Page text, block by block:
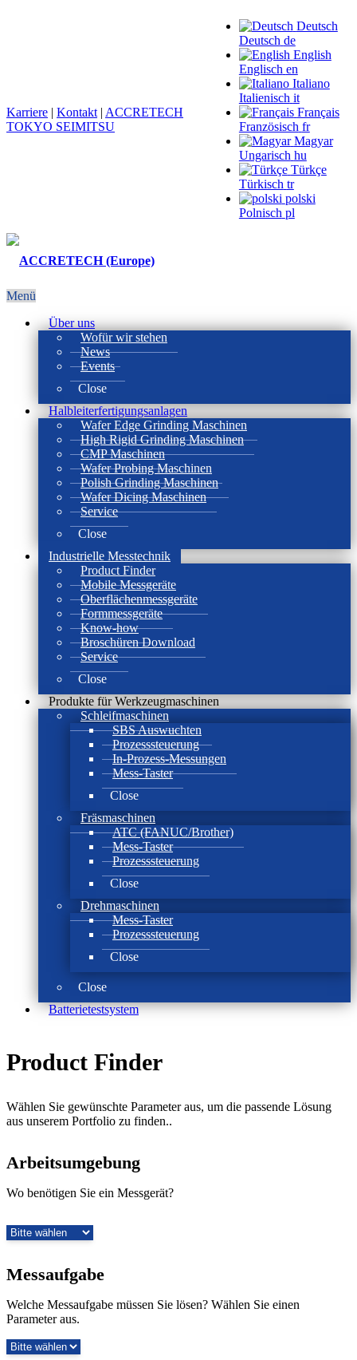
Deutsch
Deutsch de
English
Englisch en
Italiano
Italienisch it
Français
Französisch fr
Magyar
Ungarisch hu
Türkçe
Türkisch tr
polski
Polnisch pl
Karriere | Kontakt | ACCRETECH
TOKYO SEIMITSU
Menü
Über uns
Wofür wir stehen
News
Events
Close
Halbleiterfertigungsanlagen
Wafer Edge Grinding Maschinen
High Rigid Grinding Maschinen
CMP Maschinen
Wafer Probing Maschinen
Polish Grinding Maschinen
Wafer Dicing Maschinen
Service
Close
Industrielle Messtechnik
Product Finder
Mobile Messgeräte
Oberflächenmessgeräte
Formmessgeräte
Know-how
Broschüren Download
Service
Close
Produkte für Werkzeugmaschinen
Schleifmaschinen
SBS Auswuchten
Prozesssteuerung
In-Prozess-Messungen
Mess-Taster
Close
Fräsmaschinen
ATC (FANUC/Brother)
Mess-Taster
Prozesssteuerung
Close
Drehmaschinen
Mess-Taster
Prozesssteuerung
Close
Close
Batterie­test­system
Product Finder
Wählen Sie gewünschte Parameter aus, um die passende Lösung
aus unserem Portfolio zu finden..
Arbeitsumgebung
Wo benötigen Sie ein Messgerät?
Messaufgabe
Welche Messaufgabe müssen Sie lösen? Wählen Sie einen
Parameter aus.